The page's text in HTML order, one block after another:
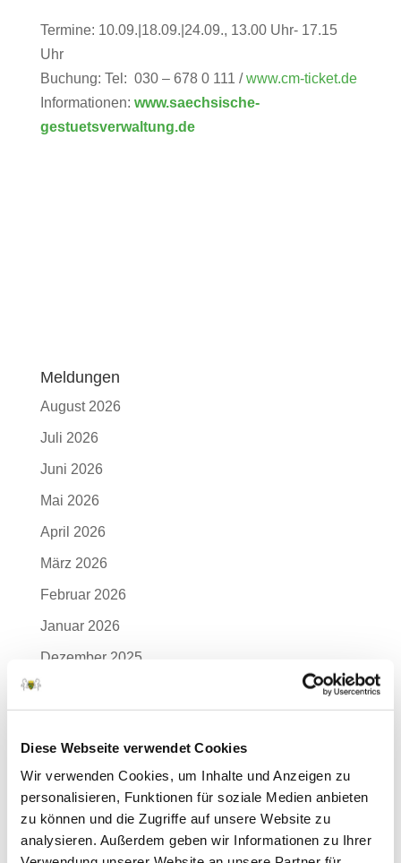
Diese Webseite verwendet Cookies
Wir verwenden Cookies, um Inhalte und Anzeigen zu
personalisieren, Funktionen für soziale Medien anbieten
zu können und die Zugriffe auf unsere Website zu
analysieren. Außerdem geben wir Informationen zu Ihrer
Termine: 10.09.|18.09.|24.09., 13.00 Uhr- 17.15
Uhr
Buchung: Tel: 030 – 678 0 111 /www.cm-ticket.de
Informationen: www.saechsische-
gestuetsverwaltung.de
Meldungen
August 2026
Juli 2026
Juni 2026
Mai 2026
April 2026
März 2026
Februar 2026
Januar 2026
Dezember 2025
November 2025
September 2025
August 2025
Juli 2025
Juni 2025